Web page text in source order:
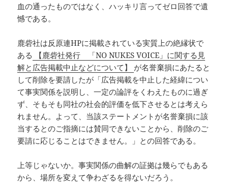
血の通ったものではなく、ハッキリ言ってゼロ回答で遺
憾である。
鹿砦社は反原連HPに掲載されている実質上の絶縁状で
ある
【鹿砦社発行 「NO NUKES VOICE」に関する見
解と広告掲載中止などについて】 が名誉棄損にあたると
して削除を要請したが「広告掲載を中止した経緯につい
て事実関係を説明し、一定の論評をくわえたものに過ぎ
ず、そもそも同社の社会的評価を低下させるとは考えら
れません。よって、当該ステートメントが名誉棄損に該
当するとのご指摘には賛同できないことから、削除のご
要請に応じることはできません。」との回答である。
上等じゃないか。事実関係の曲解の証拠は幾らでもある
から、場所を変えて争わざるを得ないだろう。